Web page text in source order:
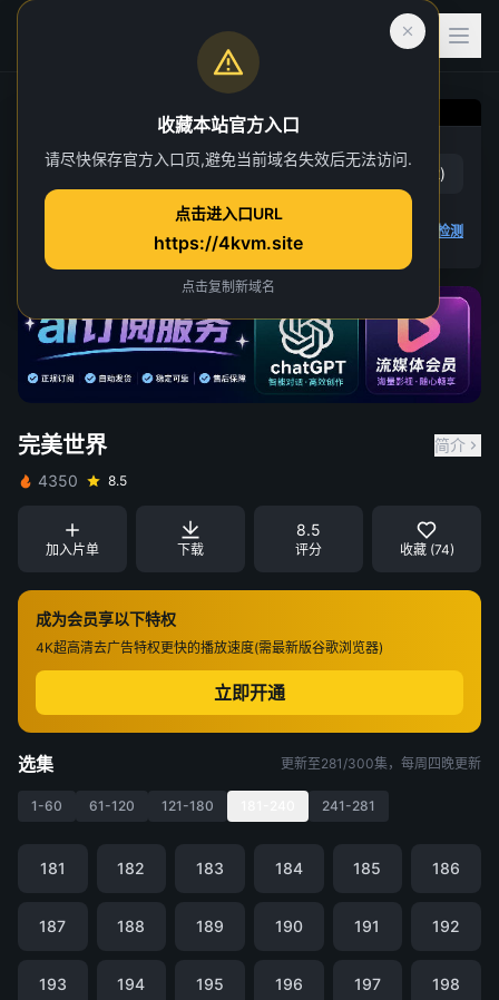
完美世界
第 226 集
赞 ( 18) 踩 2)
播放检测
完美世界
简介
4350
8.5
加入片单 下载
8.5
评分 收藏 (74)
成为会员享以下特权
4K超高清去广告特权更快的播放速度(需最新版谷歌浏览器)
立即开通
选集 更新至281/300集，每周四晚更新
1-60 61-120 121-180 241-281
181 182 183 184 185 186
187 188 189 190 191 192
193 194 195 196 197 198
收藏本站官方入口
请尽快保存官方入口页,避免当前域名失效后无法访问.
点击进入口URL
https://4kvm.site
点击复制新域名